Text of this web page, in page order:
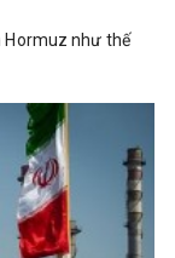
Hormuz như thế